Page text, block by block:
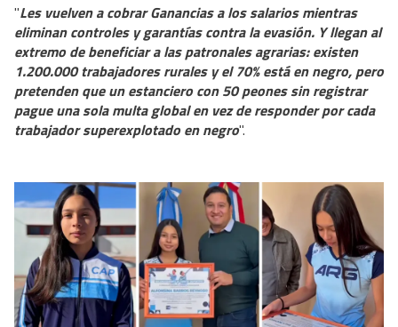
"Les vuelven a cobrar Ganancias a los salarios mientras
eliminan controles y garantías contra la evasión. Y llegan al
extremo de beneficiar a las patronales agrarias: existen
1.200.000 trabajadores rurales y el 70% está en negro, pero
pretenden que un estanciero con 50 peones sin registrar
pague una sola multa global en vez de responder por cada
trabajador superexplotado en negro".